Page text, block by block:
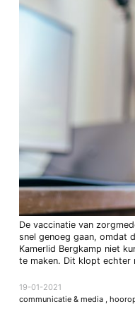
De vaccinatie van
snel genoeg gaan, omdat
Kamerlid Bergkamp niet
te maken. Dit klopt echter
19-01-2021
communicatie & media ,